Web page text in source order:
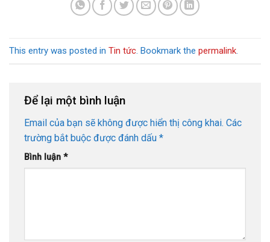
This entry was posted in Tin tức . Bookmark the permalink
Để lại một bình luận
Email của bạn sẽ không được hiển thị công khai. Các
trường bắt buộc được đánh dấu *
Bình luận *